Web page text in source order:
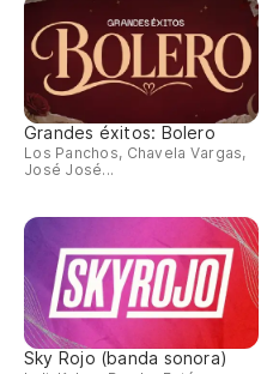
Grandes éxitos: Bolero
Los Panchos, Chavela Vargas,
José José...
Sky Rojo (banda sonora)